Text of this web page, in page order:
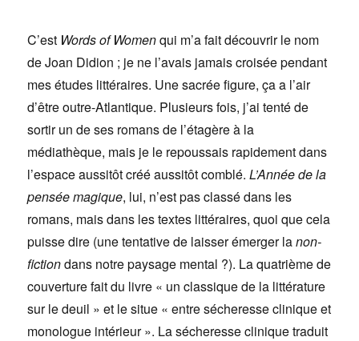
C’est Words of Womenqui m’a fait découvrir le nom
de Joan Didion ; je ne l’avais jamais croisée pendant
mes études littéraires. Une sacrée figure, ça a l’air
d’être outre-Atlantique. Plusieurs fois, j’ai tenté de
sortir un de ses romans de l’étagère à la
médiathèque, mais je le repoussais rapidement dans
l’espace aussitôt créé aussitôt comblé. L’Année de la
pensée magique, lui, n’est pas classé dans les
romans, mais dans les textes littéraires, quoi que cela
puisse dire (une tentative de laisser émerger lanon-
fictiondans notre paysage mental ?). La quatrième de
couverture fait du livre « un classique de la littérature
sur le deuil » et le situe « entre sécheresse clinique et
monologue intérieur ». La sécheresse clinique traduit